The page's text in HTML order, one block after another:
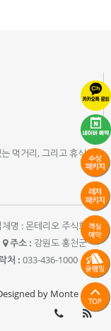
먹거리, 그리고 휴식이
명 : 몬테리오 주식회사
주소 : 강원도 홍천군
처 : 033-436-1000
|
by Monte rio.